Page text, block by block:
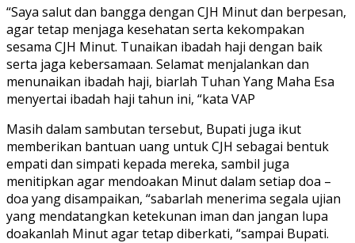
“Saya salut dan bangga dengan CJH Minut dan berpesan,
agar tetap menjaga kesehatan serta kekompakan
sesama CJH Minut. Tunaikan ibadah haji dengan baik
serta jaga kebersamaan. Selamat menjalankan dan
menunaikan ibadah haji, biarlah Tuhan Yang Maha Esa
menyertai ibadah haji tahun ini, “kata VAP
Masih dalam sambutan tersebut, Bupati juga ikut
memberikan bantuan uang untuk CJH sebagai bentuk
empati dan simpati kepada mereka, sambil juga
menitipkan agar mendoakan Minut dalam setiap doa –
doa yang disampaikan, “sabarlah menerima segala ujian
yang mendatangkan ketekunan iman dan jangan lupa
doakanlah Minut agar tetap diberkati, “sampai Bupati.